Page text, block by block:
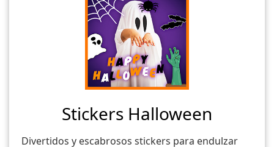
Stickers Halloween
Divertidos y escabrosos stickers para endulzar